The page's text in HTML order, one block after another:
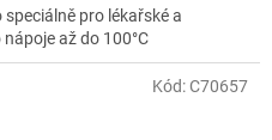
pro lékařské a
až do 100°C
Kód:C70657